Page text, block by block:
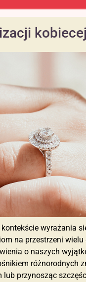
kobiecej
wyrażania
na przestrzeni wielu
o naszych
różnorodnych
lub przynosząc